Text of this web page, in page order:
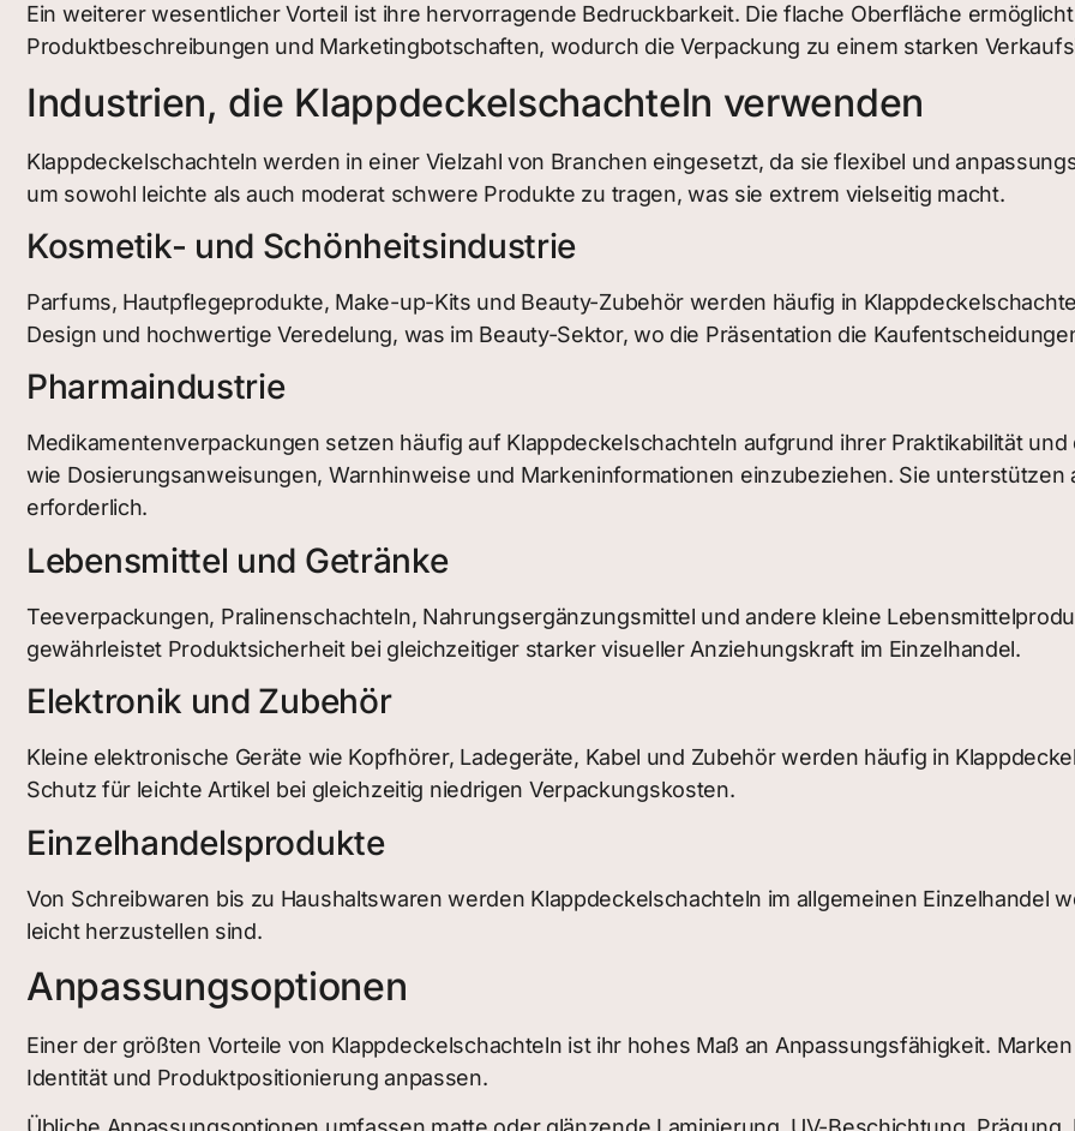
Ein weiterer wesentlicher Vorteil ist ihre hervorragende Bedruckbarkeit. Die flache Oberfläche
Produktbeschreibungen und Marketingbotschaften, wodurch die Verpackung zu einem starken
Industrien, die Klappdeckelschachteln verwenden
Klappdeckelschachteln werden in einer Vielzahl von Branchen eingesetzt, da sie flexibel und
um sowohl leichte als auch moderat schwere Produkte zu tragen, was sie extrem vielseitig macht.
Kosmetik- und Schönheitsindustrie
Parfums, Hautpflegeprodukte, Make-up-Kits und Beauty-Zubehör werden häufig in
Design und hochwertige Veredelung, was im Beauty-Sektor, wo die Präsentation die
Pharmaindustrie
Medikamentenverpackungen setzen häufig auf Klappdeckelschachteln aufgrund ihrer Praktikabilität
wie Dosierungsanweisungen, Warnhinweise und Markeninformationen einzubeziehen. Sie
erforderlich.
Lebensmittel und Getränke
Teeverpackungen, Pralinenschachteln, Nahrungsergänzungsmittel und andere kleine
gewährleistet Produktsicherheit bei gleichzeitiger starker visueller Anziehungskraft im Einzelhandel.
Elektronik und Zubehör
Kleine elektronische Geräte wie Kopfhörer, Ladegeräte, Kabel und Zubehör werden häufig in
Schutz für leichte Artikel bei gleichzeitig niedrigen Verpackungskosten.
Einzelhandelsprodukte
Von Schreibwaren bis zu Haushaltswaren werden Klappdeckelschachteln im allgemeinen Einzelhandel
leicht herzustellen sind.
Anpassungsoptionen
Einer der größten Vorteile von Klappdeckelschachteln ist ihr hohes Maß an Anpassungsfähigkeit.
Identität und Produktpositionierung anpassen.